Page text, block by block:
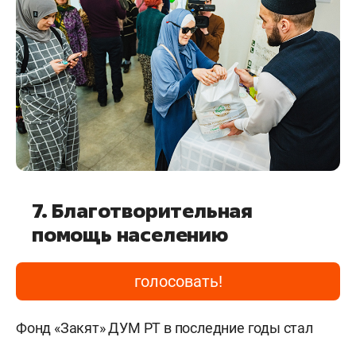
7. Благотворительная
помощь населению
голосовать!
Фонд «Закят» ДУМ РТ в последние годы стал